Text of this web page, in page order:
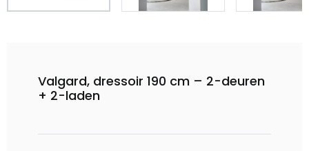
Valgard, dressoir 190 cm – 2-deuren
+ 2-laden